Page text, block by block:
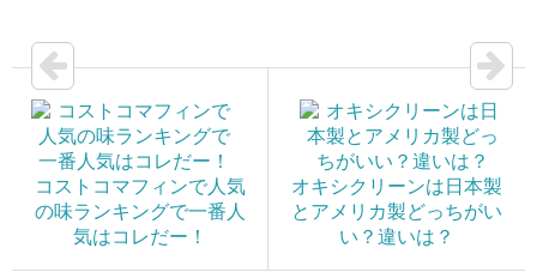
コストコマフィンで人気
の味ランキングで一番人
気はコレだー！
オキシクリーンは日本製
とアメリカ製どっちがい
い？違いは？